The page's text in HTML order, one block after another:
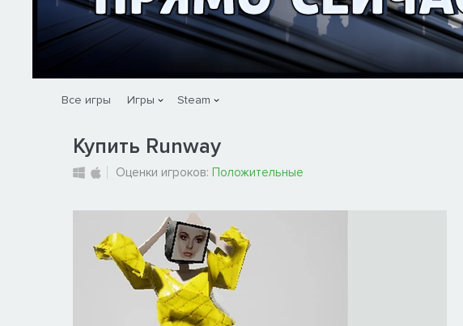
Все игры Игры Steam
Купить Runway
Оценки игроков: Положительные